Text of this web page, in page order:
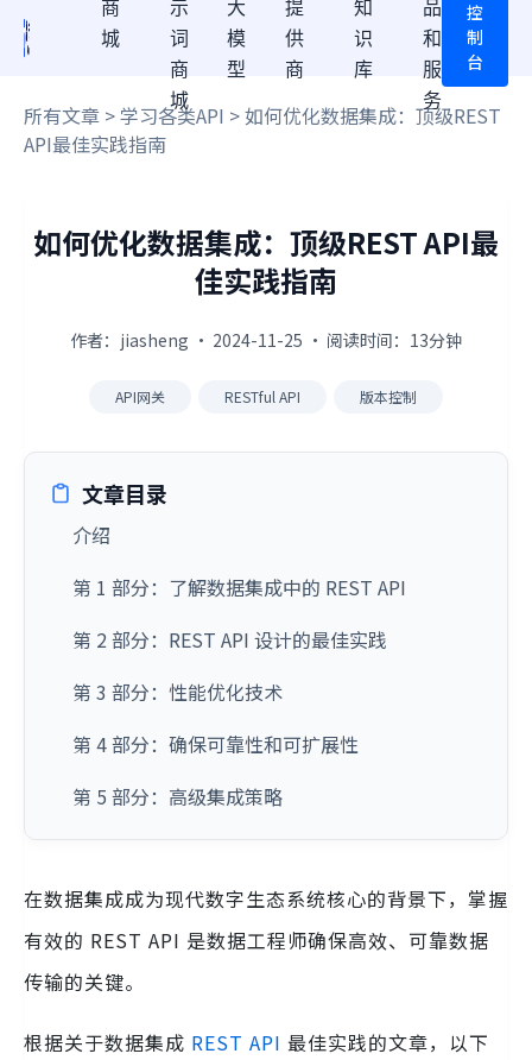
商
城
示
词
商
城
大
模
型
提
供
商
知
识
库
品
和
服
务
控
制
台
所有文章 >学习各类API > 如何优化数据集成：顶级REST
API最佳实践指南
如何优化数据集成：顶级REST API最
佳实践指南
作者：jiasheng · 2024-11-25 · 阅读时间：13分钟
API网关 RESTful API 版本控制
文章目录
介绍
第 1 部分：了解数据集成中的 REST API
第 2 部分：REST API 设计的最佳实践
第 3 部分：性能优化技术
第 4 部分：确保可靠性和可扩展性
第 5 部分：高级集成策略
在数据集成成为现代数字生态系统核心的背景下，掌握
有效的 REST API 是数据工程师确保高效、可靠数据
传输的关键。
根据关于数据集成 REST API 最佳实践的文章，以下